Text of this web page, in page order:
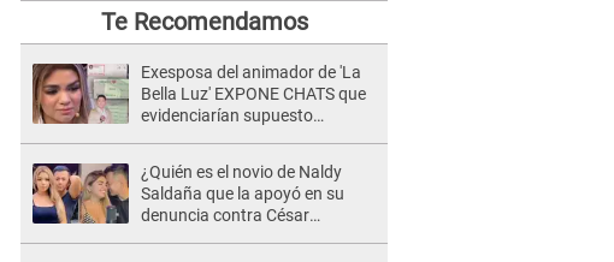
Te Recomendamos
Exesposa del animador de 'La
Bella Luz' EXPONE CHATS que
evidenciarían supuesto
¿Quién es el novio de Naldy
Saldaña que la apoyó en su
denuncia contra César